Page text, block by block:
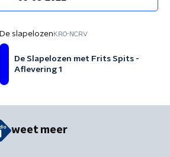
De slapelozen KRO-NCRV
De Slapelozen met Frits Spits -
Aflevering 1
weet meer